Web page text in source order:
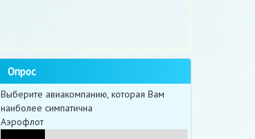
Опрос
Выберите авиакомпанию, которая Вам
наиболее симпатична
Аэрофлот